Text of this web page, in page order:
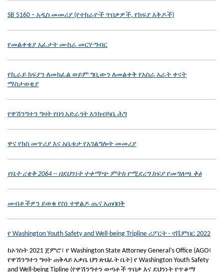
SB 5160 – አዲስ መመሪያ (የተከራዮች ጥበቃዎች, የክፍያ እቅዶች)
የመልቀቂያ አፈታት ሙከራ መርሃ-ግብር
የኪራይ ክፍያን ለመክፈል ወይም ግቢውን ለመልቀቅ የአስራ አራት ቀናት
ማስታወቂያ
የዋሽንግተን ግዛት የበጎ አድራጎት እንክብካቤ ሕግ
ዋና የክስ መጥሪያ እና አቤቱታ የአገልግሎት መመሪያ
የቤት ረቂቅ 2064 -- በደህንነት ተቀማጭ ምትክ የሚደረግ ክፍያ የመግለጫ ቅፅ
መብቶችዎን ይወቁ የስነ ተዋልዶ ጤና አጠባበቅ
የ Washington Youth Safety and Well-being Tripline ሪፖርት - ኖቬምበር 2022
ከኦገስት 2021 ጀምሮ፣ የ Washington State Attorney General’s Office (AGO፣
የዋሽንግተን ግዛት ጠቅላይ አቃቤ ህግ ጽህፈት ቤት) የ Washington Youth Safety
and Well-being Tipline (የዋሽንግተን ወጣቶች ጥበቃ እና ደህንነት የጥቆማ